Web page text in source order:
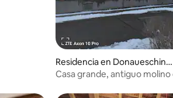
Residencia en Donauesching
en
Casa grande, antiguo molino